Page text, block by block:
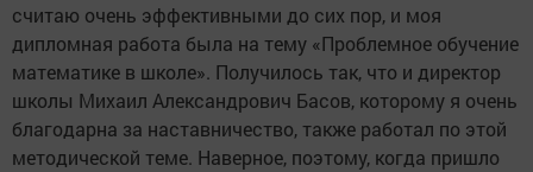
считаю очень эффективными до сих пор, и моя
дипломная работа была на тему «Проблемное обучение
математике в школе». Получилось так, что и директор
школы Михаил Александрович Басов, которому я очень
благодарна за наставничество, также работал по этой
методической теме. Наверное, поэтому, когда пришло